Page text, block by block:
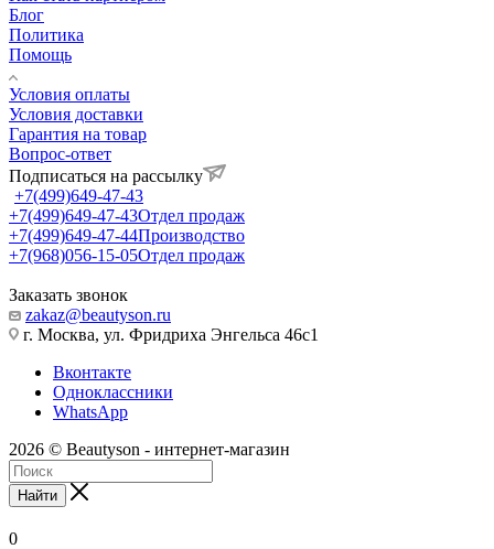
Блог
Политика
Помощь
Условия оплаты
Условия доставки
Гарантия на товар
Вопрос-ответ
Подписаться на рассылку
+7(499)649-47-43
+7(499)649-47-43Отдел продаж
+7(499)649-47-44Производство
+7(968)056-15-05Отдел продаж
Заказать звонок
zakaz@beautyson.ru
г. Москва, ул. Фридриха Энгельса 46с1
Вконтакте
Одноклассники
WhatsApp
2026 © Beautyson - интернет-магазин
Найти
0